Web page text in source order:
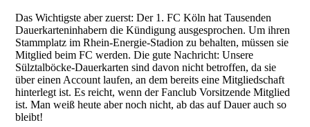
Das Wichtigste aber zuerst: Der 1. FC Köln hat Tausenden
Dauerkarteninhabern die Kündigung ausgesprochen. Um ihren
Stammplatz im Rhein-Energie-Stadion zu behalten, müssen sie
Mitglied beim FC werden. Die gute Nachricht: Unsere
Sülztalböcke-Dauerkarten sind davon nicht betroffen, da sie
über einen Account laufen, an dem bereits eine Mitgliedschaft
hinterlegt ist. Es reicht, wenn der Fanclub Vorsitzende Mitglied
ist. Man weiß heute aber noch nicht, ab das auf Dauer auch so
bleibt!